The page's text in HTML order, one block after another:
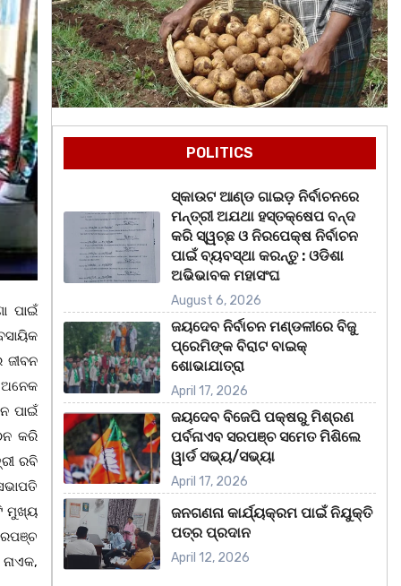
ପାଇଁ
ଅନେକ
ପାଇଁ
କରି
ରବି
ମୁଖ୍ୟ
POLITICS
ସ୍କାଉଟ ଆଣ୍ଡ ଗାଇଡ଼ ନିର୍ବାଚନରେ
ମନ୍ତ୍ରୀ ଅଯଥା ହସ୍ତକ୍ଷେପ ବନ୍ଦ
କରି ସ୍ୱଚ୍ଛ ଓ ନିରପେକ୍ଷ ନିର୍ବାଚନ
ପାଇଁ ବ୍ୟବସ୍ଥା କରନ୍ତୁ : ଓଡିଶା
ଅଭିଭାବକ ମହାସଂଘ
August 6, 2026
ଜୟଦେବ ନିର୍ବାଚନ ମଣ୍ଡଳୀରେ ବିଜୁ
ପ୍ରେମିଙ୍କ ବିରାଟ ବାଇକ୍
ଶୋଭାଯାତ୍ରା
April 17, 2026
ଜୟଦେବ ବିଜେପି ପକ୍ଷରୁ ମିଶ୍ରଣ
ପର୍ବନାଏବ ସରପଞ୍ଚ ସମେତ ମିଶିଲେ
ୱାର୍ଡ ସଭ୍ୟ/ସଭ୍ୟା
April 17, 2026
ଜନଗଣନା କାର୍ଯ୍ୟକ୍ରମ ପାଇଁ ନିଯୁକ୍ତି
ପତ୍ର ପ୍ରଦାନ
April 12, 2026